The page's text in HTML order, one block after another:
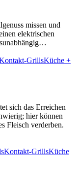
missen und
elektrischen
GrillsKüche +
sich das Erreichen
hier können
Fleisch verderben.
Kontakt-GrillsKüche